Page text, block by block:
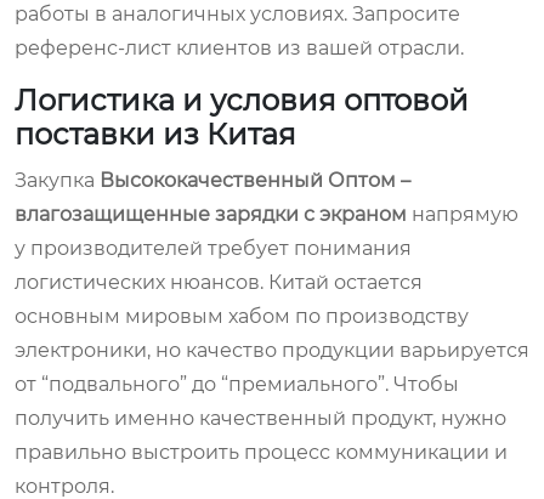
работы в аналогичных условиях. Запросите
референс-лист клиентов из вашей отрасли.
Логистика и условия оптовой
поставки из Китая
Закупка Высококачественный Оптом –
влагозащищенные зарядки с экраном напрямую
у производителей требует понимания
логистических нюансов. Китай остается
основным мировым хабом по производству
электроники, но качество продукции варьируется
от “подвального” до “премиального”. Чтобы
получить именно качественный продукт, нужно
правильно выстроить процесс коммуникации и
контроля.